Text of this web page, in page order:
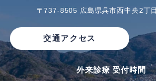
〒737-8505 広島県呉市西中央2丁
交通アクセス
外来診療 受付時間